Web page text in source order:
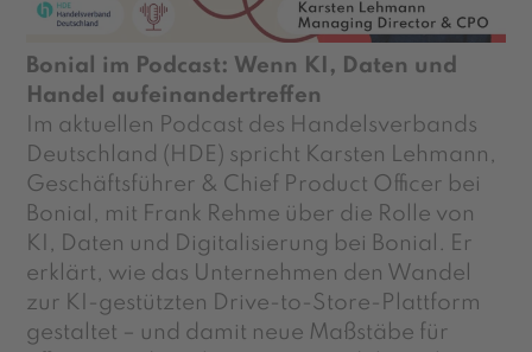
Bonial im Podcast: Wenn KI, Daten und
Handel aufeinandertreffen
Im aktuellen Podcast des Handelsverbands
Deutschland (HDE) spricht Karsten Lehmann,
Geschäftsführer & Chief Product Officer bei
Bonial, mit Frank Rehme über die Rolle von
KI, Daten und Digitalisierung bei Bonial. Er
erklärt, wie das Unternehmen den Wandel
zur KI-gestützten Drive-to-Store-Plattform
gestaltet – und damit neue Maßstäbe für